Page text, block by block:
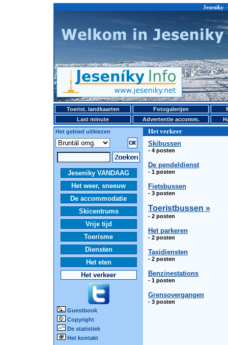
Jeseniky
Toerist. landkaarten Fotogalerijen
Last minute
Advertentie accomm.
Het gebied uitkiezen
Het verkeer
Jeseniky VANDAAG
Het weer, sneeuw
De accommodatie
Skicentrums
Vrije tijd
Toerisme
Diensten
Het eten
Het verkeer
Guestbook
Copyright
De statistiek
Het kontakt
Skibussen
- 4 posten
De pendeldienst
- 1 posten
Fietsbussen
- 3 posten
Toeristbussen »
- 2 posten
Het parkeren
- 2 posten
Taxidiensten
- 2 posten
Benzinestations
- 1 posten
Grensovergangen
- 3 posten